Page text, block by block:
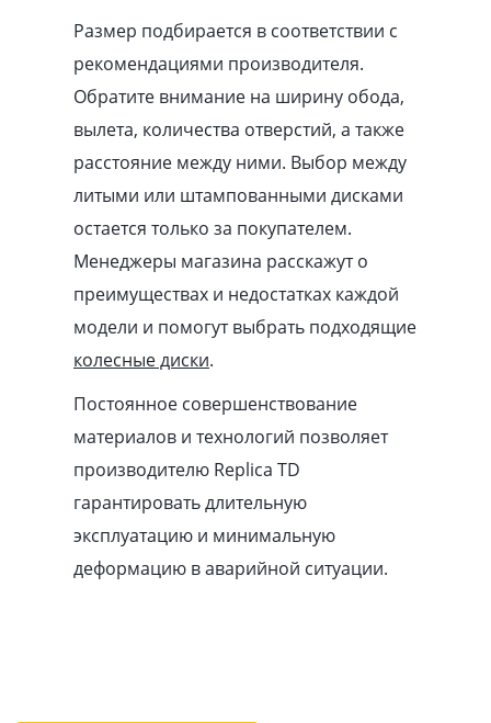
Размер подбирается в соответствии с
рекомендациями производителя.
Обратите внимание на ширину обода,
вылета, количества отверстий, а также
расстояние между ними. Выбор между
литыми или штампованными дисками
остается только за покупателем.
Менеджеры магазина расскажут о
преимуществах и недостатках каждой
модели и помогут выбрать подходящие
колесные диски.
Постоянное совершенствование
материалов и технологий позволяет
производителю Replica TD
гарантировать длительную
эксплуатацию и минимальную
деформацию в аварийной ситуации.